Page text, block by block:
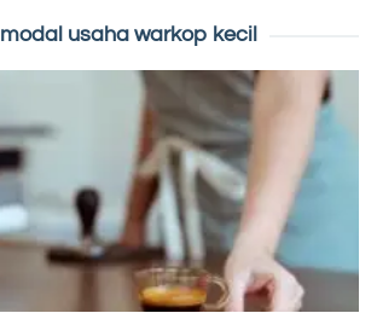
modal usaha warkop kecil